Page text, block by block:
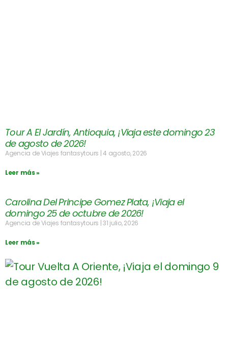
Tour A El Jardín, Antioquia, ¡Viaja este domingo 23
de agosto de 2026!
Agencia de Viajes fantasytours 4 agosto, 2026
Leer más »
Carolina Del Principe Gomez Plata, ¡Viaja el
domingo 25 de octubre de 2026!
Agencia de Viajes fantasytours 31 julio, 2026
Leer más »